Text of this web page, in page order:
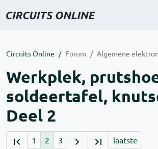
Circuits Online Forum Algemene
Werkplek,
soldeertafel,
Deel 2
1 2 3 laatste